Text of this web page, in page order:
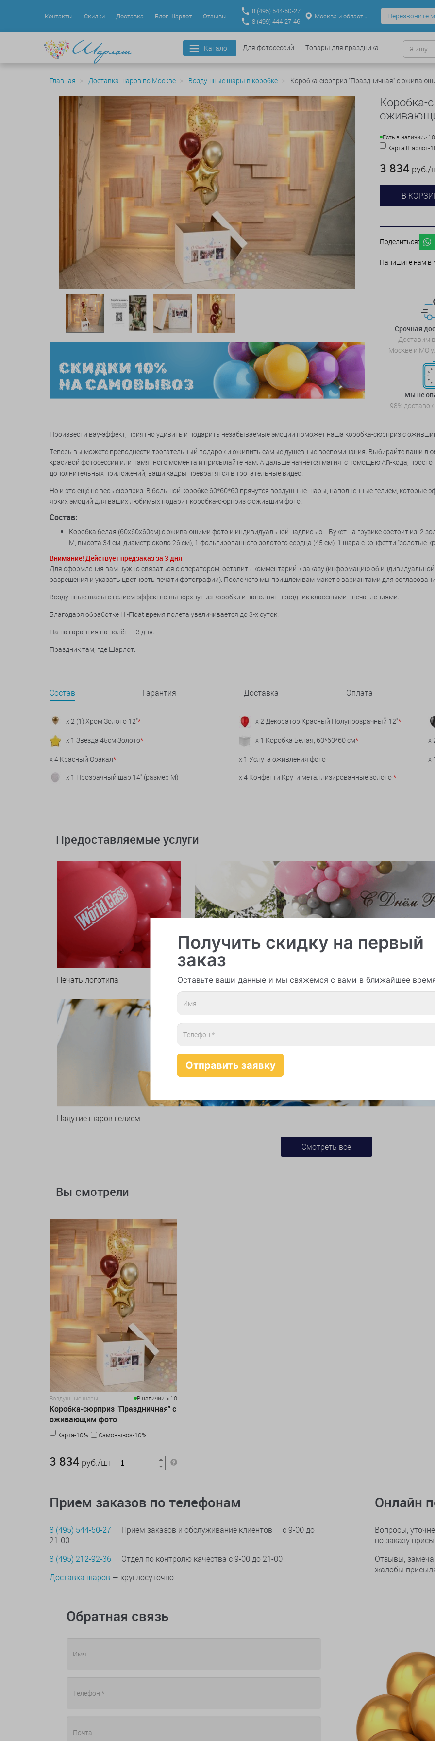
Контакты Скидки Доставка Блог Шарлот Отзывы
8 (495) 544-50-27
8 (499) 444-27-46
Москва и область Перезвоните
Каталог Для фотосессий Товары для праздника
Главная Доставка шаров по Москве Воздушные шары в коробке Коробка-сюрприз "Праздничная" с
Коробка-
Есть в наличии> 10
Карта Шарлот-
3 834 руб./
В
Поделиться:
Напишите нам в
Срочная
Доставим
Москве и МО
Мы не
98%
Произвести вау-эффект, приятно удивить и подарить незабываемые эмоции поможет наша коробка-сюрприз с
Теперь вы можете преподнести трогательный подарок и оживить самые душевные воспоминания. Выбирайте ваши
красивой фотосессии или памятного момента и присылайте нам. А дальше начнётся магия: с помощью AR-кода, просто
дополнительных приложений, ваши кадры превратятся в трогательные видео.
Но и это ещё не весь сюрприз! В большой коробке 60*60*60 прячутся воздушные шары, наполненные гелием, которые
ярких эмоций для ваших любимых подарит коробка-сюрприз с ожившим фото.
Состав:
Коробка белая (60х60х60см) с оживающими фото и индивидуальной надписью - Букет на грузике состоит из: 2
М, высота 34 см, диаметр около 26 см), 1 фольгированного золотого сердца (45 см), 1 шара с конфетти "золотые
Внимание! Действует предзаказ за 3 дня
Для оформления вам нужно связаться с оператором, оставить комментарий к заказу (информацию об
разрешения и указать цветность печати фотографии). После чего мы пришлем вам макет с вариантами для
Воздушные шары с гелием эффектно выпорхнут из коробки и наполнят праздник классными впечатлениями.
Благодаря обработке Hi-Float время полета увеличивается до 3-х суток.
Наша гарантия на полёт — 3 дня.
Праздник там, где Шарлот.
Состав Гарантия Доставка Оплата
x 2 (1) Хром Золото 12"* x 2 Декоратор Красный Полупрозрачный 12"*
x 1 Звезда 45см Золото* x 1 Коробка Белая, 60*60*60 см* x
x 4 Красный Оракал* x 1 Услуга оживления фото
x
x 1 Прозрачный шар 14" (размер М)
x 4 Конфетти Круги металлизированные золото *
Предоставляемые услуги
Печать логотипа Арки и гирлянды из шаров
Надутие шаров гелием
Смотреть все
Вы смотрели
Воздушные шары В наличии > 10
Коробка-сюрприз "Праздничная" с
оживающим фото
Карта-10%
Самовывоз-10%
3 834 руб./шт
Прием заказов по телефонам
8 (495) 544-50-27 — Прием заказов и обслуживание клиентов — с 9-00 до
21-00
8 (495) 212-92-36 — Отдел по контролю качества с 9-00 до 21-00
Доставка шаров — круглосуточно
Онлайн
Вопросы,
по заказу
Отзывы,
жалобы
Обратная связь
Получить скидку на первый
заказ
Оставьте ваши данные и мы свяжемся с вами в ближайшее